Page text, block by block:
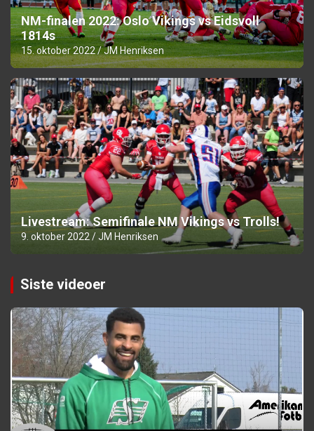
NM-finalen 2022: Oslo Vikings vs Eidsvoll
1814s
15. oktober 2022 JM Henriksen
Livestream: Semifinale NM Vikings vs Trolls!
9. oktober 2022 JM Henriksen
Siste videoer